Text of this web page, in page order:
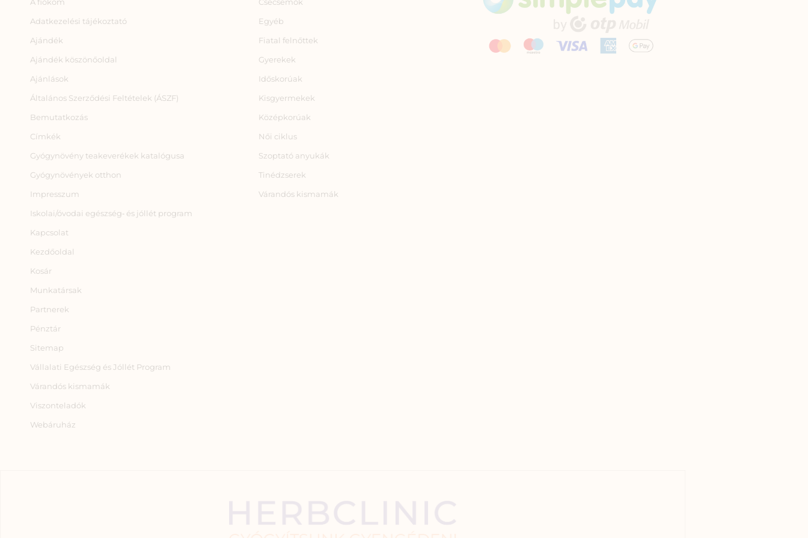
Adatkezelési tájékoztató
Ajándék
Ajándék köszönőoldal
Ajánlások
Általános Szerződési Feltételek (ÁSZF)
Bemutatkozás
Címkék
Gyógynövény teakeverékek katalógusa
Gyógynövények otthon
Impresszum
Iskolai/óvodai egészség‑ és jóllét program
Kapcsolat
Kezdőoldal
Kosár
Munkatársak
Partnerek
Pénztár
Sitemap
Vállalati Egészség és Jóllét Program
Várandós kismamák
Viszonteladók
Webáruház
Egyéb
Fiatal felnőttek
Gyerekek
Időskorúak
Kisgyermekek
Középkorúak
Női ciklus
Szoptató anyukák
Tinédzserek
Várandós kismamák